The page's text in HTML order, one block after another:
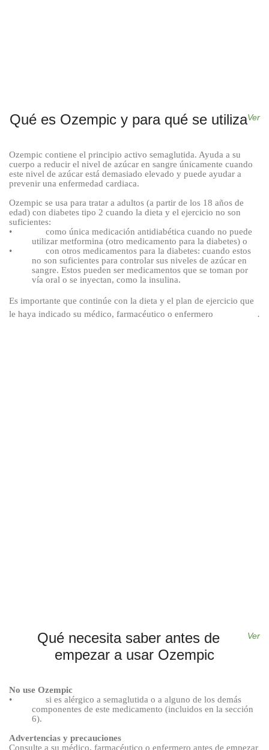
Ver
Qué es Ozempic y para qué se utiliza
Ozempic contiene el principio activo semaglutida. Ayuda a su
cuerpo a reducir el nivel de azúcar en sangre únicamente cuando
este nivel de azúcar está demasiado elevado y puede ayudar a
prevenir una enfermedad cardiaca.
Ozempic se usa para tratar a adultos (a partir de los 18 años de
edad) con diabetes tipo 2 cuando la dieta y el ejercicio no son
suficientes:
•
como única medicación antidiabética cuando no puede
utilizar metformina (otro medicamento para la diabetes) o
•
con otros medicamentos para la diabetes: cuando estos
no son suficientes para controlar sus niveles de azúcar en
sangre. Estos pueden ser medicamentos que se toman por
vía oral o se inyectan, como la insulina.
Es importante que continúe con la dieta y el plan de ejercicio que
le haya indicado su médico, farmacéutico o enfermero
.
Ver
Qué necesita saber antes de
empezar a usar Ozempic
No use Ozempic
•
si es alérgico a semaglutida o a alguno de los demás
componentes de este medicamento (incluidos en la sección
6).
Advertencias y precauciones
Consulte a su médico, farmacéutico o enfermero antes de empezar